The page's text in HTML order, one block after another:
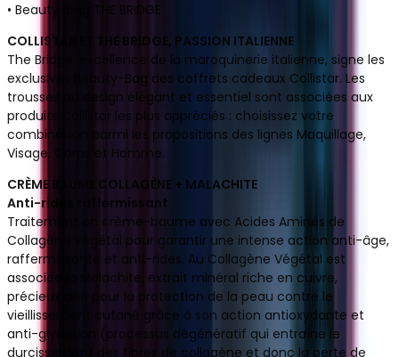
• Beauty-bag THE BRIDGE
COLLISTAR ET THE BRIDGE, PASSION ITALIENNE
The Bridge, excellence de la maroquinerie italienne, signe les
exclusives Beauty-Bag des coffrets cadeaux Collistar. Les
trousses au design élégant et essentiel sont associées aux
produits Collistar les plus appréciés : choisissez votre
combinaison parmi les propositions des lignes Maquillage,
Visage, Corps et Homme.
CRÈME BAUME COLLAGÈNE + MALACHITE
Anti-rides raffermissant
Traitement en crème-baume avec Acides Aminés de
Collagène Végétal pour garantir une intense action anti-âge,
raffermissante et anti-rides. Au Collagène Végétal est
associée la Malachite, extrait minéral riche en cuivre,
précieux allié pour la protection de la peau contre le
vieillissement cutané grâce à son action antioxydante et
anti-glycation (processus dégénératif qui entraîne le
durcissement des fibres de collagène et donc la perte de